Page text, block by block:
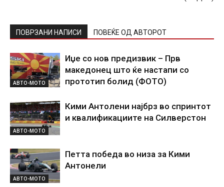
ПОВРЗАНИ НАПИСИ ПОВЕЌЕ ОД АВТОРОТ
АВТО-МОТО
Иџе со нов предизвик – Прв
македонец што ќе настапи со
прототип болид (ФОТО)
АВТО-МОТО
Кими Антолени најбрз во спринтот
и квалификациите на Силверстон
АВТО-МОТО
Петта победа во низа за Кими
Антонели